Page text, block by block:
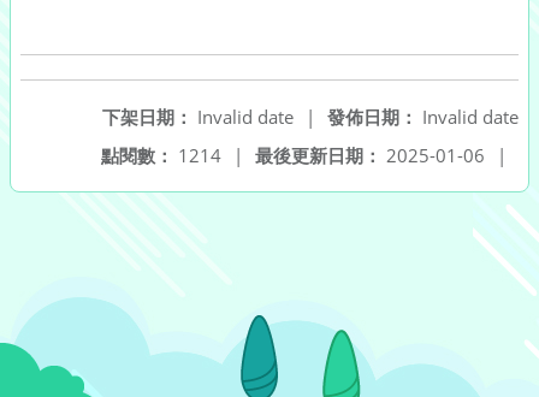
發佈日期： Invalid date
下架日期： Invalid date
|
最後更新日期： 2025-01-06 |
點閱數： 1214 |